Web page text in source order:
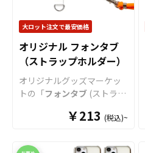
大ロット注文で最安価格
オリジナル フォンタブ
（ストラップホルダー）
オリジナルグッズマーケッ
トの「フォンタブ (ストラッ
ースと本体の間に設置する
マホショルダーケースとし
￥213 (税込)~